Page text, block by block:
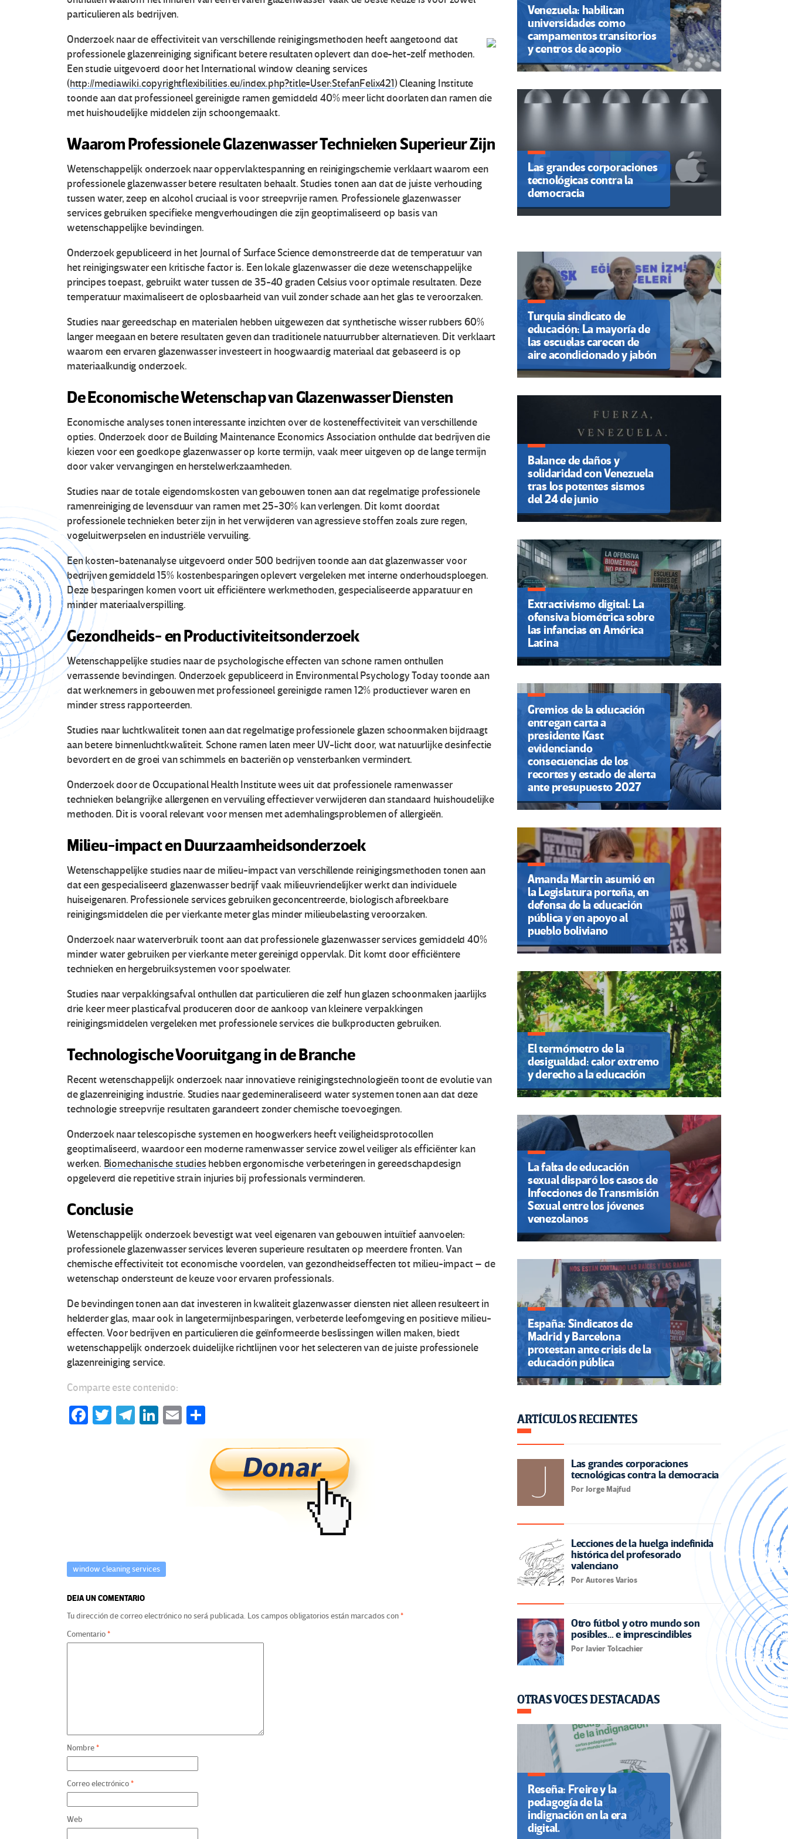
particulieren als bedrijven.
Onderzoek naar de effectiviteit van verschillende reinigingsmethoden heeft aangetoond dat
professionele glazenreiniging significant betere resultaten oplevert dan doe-het-zelf methoden.
Een studie uitgevoerd door het International window cleaning services
(http://mediawiki.copyrightflexibilities.eu/index.php?title=User:StefanFelix421) Cleaning Institute
toonde aan dat professioneel gereinigde ramen gemiddeld 40% meer licht doorlaten dan ramen die
met huishoudelijke middelen zijn schoongemaakt.
Waarom Professionele Glazenwasser Technieken Superieur Zijn
Wetenschappelijk onderzoek naar oppervlaktespanning en reinigingschemie verklaart waarom een
professionele glazenwasser betere resultaten behaalt. Studies tonen aan dat de juiste verhouding
tussen water, zeep en alcohol cruciaal is voor streepvrije ramen. Professionele glazenwasser
services gebruiken specifieke mengverhoudingen die zijn geoptimaliseerd op basis van
wetenschappelijke bevindingen.
Onderzoek gepubliceerd in het Journal of Surface Science demonstreerde dat de temperatuur van
het reinigingswater een kritische factor is. Een lokale glazenwasser die deze wetenschappelijke
principes toepast, gebruikt water tussen de 35-40 graden Celsius voor optimale resultaten. Deze
temperatuur maximaliseert de oplosbaarheid van vuil zonder schade aan het glas te veroorzaken.
Studies naar gereedschap en materialen hebben uitgewezen dat synthetische wisser rubbers 60%
langer meegaan en betere resultaten geven dan traditionele natuurrubber alternatieven. Dit verklaart
waarom een ervaren glazenwasser investeert in hoogwaardig materiaal dat gebaseerd is op
materiaalkundig onderzoek.
De Economische Wetenschap van Glazenwasser Diensten
Economische analyses tonen interessante inzichten over de kosteneffectiviteit van verschillende
opties. Onderzoek door de Building Maintenance Economics Association onthulde dat bedrijven die
kiezen voor een goedkope glazenwasser op korte termijn, vaak meer uitgeven op de lange termijn
door vaker vervangingen en herstelwerkzaamheden.
Studies naar de totale eigendomskosten van gebouwen tonen aan dat regelmatige professionele
ramenreiniging de levensduur van ramen met 25-30% kan verlengen. Dit komt doordat
professionele technieken beter zijn in het verwijderen van agressieve stoffen zoals zure regen,
vogeluitwerpselen en industriële vervuiling.
Een kosten-batenanalyse uitgevoerd onder 500 bedrijven toonde aan dat glazenwasser voor
bedrijven gemiddeld 15% kostenbesparingen oplevert vergeleken met interne onderhoudsploegen.
Deze besparingen komen voort uit efficiëntere werkmethoden, gespecialiseerde apparatuur en
minder materiaalverspilling.
Gezondheids- en Productiviteitsonderzoek
Wetenschappelijke studies naar de psychologische effecten van schone ramen onthullen
verrassende bevindingen. Onderzoek gepubliceerd in Environmental Psychology Today toonde aan
dat werknemers in gebouwen met professioneel gereinigde ramen 12% productiever waren en
minder stress rapporteerden.
Studies naar luchtkwaliteit tonen aan dat regelmatige professionele glazen schoonmaken bijdraagt
aan betere binnenluchtkwaliteit. Schone ramen laten meer UV-licht door, wat natuurlijke desinfectie
bevordert en de groei van schimmels en bacteriën op vensterbanken vermindert.
Onderzoek door de Occupational Health Institute wees uit dat professionele ramenwasser
technieken belangrijke allergenen en vervuiling effectiever verwijderen dan standaard huishoudelijke
methoden. Dit is vooral relevant voor mensen met ademhalingsproblemen of allergieën.
Milieu-impact en Duurzaamheidsonderzoek
Wetenschappelijke studies naar de milieu-impact van verschillende reinigingsmethoden tonen aan
dat een gespecialiseerd glazenwasser bedrijf vaak milieuvriendelijker werkt dan individuele
huiseigenaren. Professionele services gebruiken geconcentreerde, biologisch afbreekbare
reinigingsmiddelen die per vierkante meter glas minder milieubelasting veroorzaken.
Onderzoek naar waterverbruik toont aan dat professionele glazenwasser services gemiddeld 40%
minder water gebruiken per vierkante meter gereinigd oppervlak. Dit komt door efficiëntere
technieken en hergebruiksystemen voor spoelwater.
Studies naar verpakkingsafval onthullen dat particulieren die zelf hun glazen schoonmaken jaarlijks
drie keer meer plasticafval produceren door de aankoop van kleinere verpakkingen
reinigingsmiddelen vergeleken met professionele services die bulkproducten gebruiken.
Technologische Vooruitgang in de Branche
Recent wetenschappelijk onderzoek naar innovatieve reinigingstechnologieën toont de evolutie van
de glazenreiniging industrie. Studies naar gedemineraliseerd water systemen tonen aan dat deze
technologie streepvrije resultaten garandeert zonder chemische toevoegingen.
Onderzoek naar telescopische systemen en hoogwerkers heeft veiligheidsprotocollen
geoptimaliseerd, waardoor een moderne ramenwasser service zowel veiliger als efficiënter kan
werken. Biomechanische studies hebben ergonomische verbeteringen in gereedschapdesign
opgeleverd die repetitive strain injuries bij professionals verminderen.
Conclusie
Wetenschappelijk onderzoek bevestigt wat veel eigenaren van gebouwen intuïtief aanvoelen:
professionele glazenwasser services leveren superieure resultaten op meerdere fronten. Van
chemische effectiviteit tot economische voordelen, van gezondheidseffecten tot milieu-impact – de
wetenschap ondersteunt de keuze voor ervaren professionals.
De bevindingen tonen aan dat investeren in kwaliteit glazenwasser diensten niet alleen resulteert in
helderder glas, maar ook in langetermijnbesparingen, verbeterde leefomgeving en positieve milieu-
effecten. Voor bedrijven en particulieren die geïnformeerde beslissingen willen maken, biedt
wetenschappelijk onderzoek duidelijke richtlijnen voor het selecteren van de juiste professionele
glazenreiniging service.
Comparte este contenido:
Fa T
Te Li
E
m
p
ar
window cleaning services
DEJA UN COMENTARIO
Tu dirección de correo electrónico no será publicada. Los campos obligatorios están marcados con*
Comentario*
Nombre*
Correo electrónico*
Web
Venezuela: habilitan
universidades como
campamentos transitorios
y centros de acopio
Las grandes corporaciones
tecnológicas contra la
democracia
La inteligencia artificial
deja a las mujeres
expuestas a más
estereotipos y violencia
Turquia sindicato de
educación: La mayoría de
las escuelas carecen de
aire acondicionado y jabón
Balance de daños y
solidaridad con Venezuela
tras los potentes sismos
del 24 de junio
Extractivismo digital: La
ofensiva biométrica sobre
las infancias en América
Latina
Gremios de la educación
entregan carta a
presidente Kast
evidenciando
consecuencias de los
recortes y estado de alerta
ante presupuesto 2027
Amanda Martin asumió en
la Legislatura porteña, en
defensa de la educación
pública y en apoyo al
pueblo boliviano
El termómetro de la
desigualdad: calor extremo
y derecho a la educación
La falta de educación
sexual disparó los casos de
Infecciones de Transmisión
Sexual entre los jóvenes
venezolanos
España: Sindicatos de
Madrid y Barcelona
protestan ante crisis de la
educación pública
ARTÍCULOS RECIENTES
Las grandes corporaciones
tecnológicas contra la democracia
Por Jorge Majfud
Lecciones de la huelga indefinida
histórica del profesorado
valenciano
Por Autores Varios
Otro fútbol y otro mundo son
posibles… e imprescindibles
Por Javier Tolcachier
OTRAS VOCES DESTACADAS
Reseña: Freire y la
pedagogía de la
indignación en la era
digital.